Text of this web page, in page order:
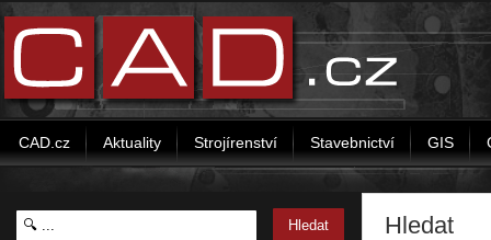
CAD.cz Aktuality Strojírenství Stavebnictví GIS
Hledat